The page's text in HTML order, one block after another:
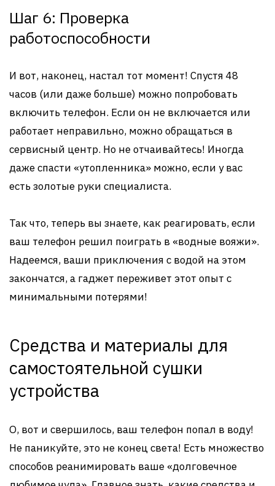
Шаг 6: Проверка
работоспособности
И вот, наконец, настал тот момент! Спустя 48
часов (или даже больше) можно попробовать
включить телефон. Если он не включается или
работает неправильно, можно обращаться в
сервисный центр. Но не отчаивайтесь! Иногда
даже спасти «утопленника» можно, если у вас
есть золотые руки специалиста.
Так что, теперь вы знаете, как реагировать, если
ваш телефон решил поиграть в «водные вояжи».
Надеемся, ваши приключения с водой на этом
закончатся, а гаджет переживет этот опыт с
минимальными потерями!
Средства и материалы для
самостоятельной сушки
устройства
О, вот и свершилось, ваш телефон попал в воду!
Не паникуйте, это не конец света! Есть множество
способов реанимировать ваше «долговечное